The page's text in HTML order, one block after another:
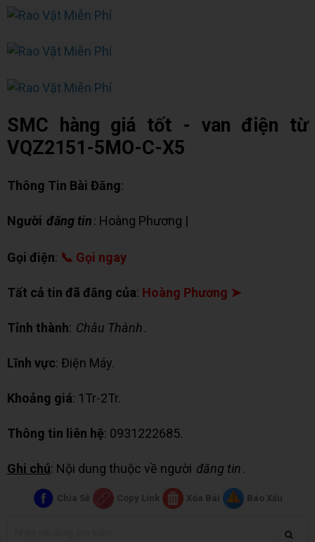
SMC hàng giá tốt - van điện từ
VQZ2151-5MO-C-X5
Thông Tin Bài Đăng:
Người đăng tin: Hoàng Phương |
Gọi điện: 📞 Gọi ngay
Tất cả tin đã đăng của: Hoàng Phương ➤
Tỉnh thành: Châu Thành.
Lĩnh vực: Điện Máy.
Khoảng giá: 1Tr-2Tr.
Thông tin liên hệ: 0931222685.
Ghi chú: Nội dung thuộc về người đăng tin.
Chia Sẻ Copy Link Xóa Bài Báo Xấu